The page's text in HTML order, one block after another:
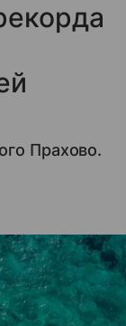
Прахово.